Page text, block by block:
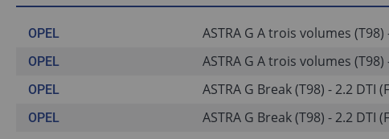
OPEL ASTRA G A trois volumes
OPEL ASTRA G A trois volumes
OPEL ASTRA G Break (T98) - 2.2 DTI
OPEL ASTRA G Break (T98) - 2.2 DTI